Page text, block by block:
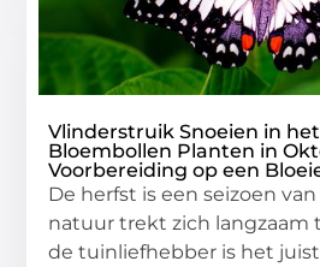
Vlinderstruik Snoeien in
Bloembollen Planten in
Voorbereiding op een
De herfst is een seizoen
natuur trekt zich langzaam
de tuinliefhebber is het